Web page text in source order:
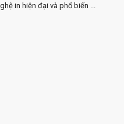
in hiện đại và phổ biến ...